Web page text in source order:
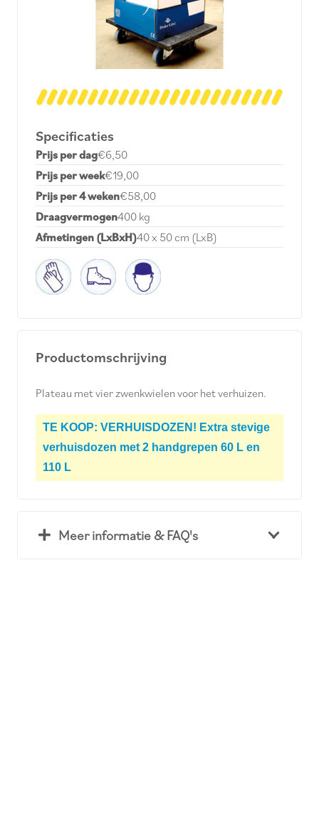
Specificaties
Prijs per dag€6,50
Prijs per week€19,00
Prijs per 4 weken€58,00
Draagvermogen400 kg
Afmetingen (LxBxH)40 x 50 cm (LxB)
Productomschrijving
Plateau met vier zwenkwielen voor het verhuizen.
TE KOOP: VERHUISDOZEN! Extra stevige
verhuisdozen met 2 handgrepen 60 L en
110 L
Meer informatie & FAQ's